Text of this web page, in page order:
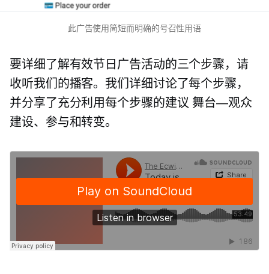
此广告使用简短而明确的号召性用语
要详细了解有效节日广告活动的三个步骤，请
收听我们的播客。我们详细讨论了每个步骤，
并分享了充分利用每个步骤的建议 舞台—观众
建设、参与和转变。